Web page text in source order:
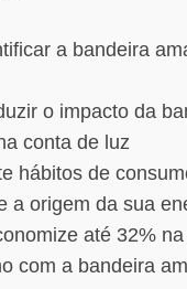
a bandeira
o impacto da
conta de luz
hábitos de
a origem da sua
até 32%
com a bandeira